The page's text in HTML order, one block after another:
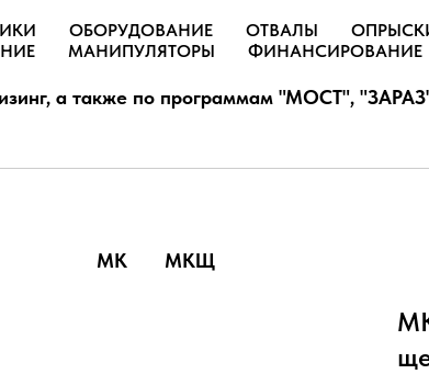
ОБОРУДОВАНИЕ ОТВАЛЫ
МАНИПУЛЯТОРЫ ФИНАНСИРОВАНИЕ
а также по программам "МОСТ",
МК МКЩ